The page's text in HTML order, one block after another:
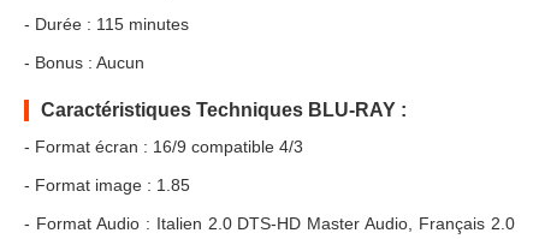
- Durée : 115 minutes
- Bonus : Aucun
Caractéristiques Techniques BLU-RAY :
- Format écran : 16/9 compatible 4/3
- Format image : 1.85
- Format Audio : Italien 2.0 DTS-HD Master Audio, Français 2.0